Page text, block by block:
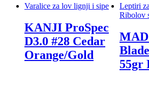
Varalice za lov lignji i sipe
KANJI ProSpec
D3.0 #28 Cedar
Orange/Gold
Leptiri
Ribolov
55gr